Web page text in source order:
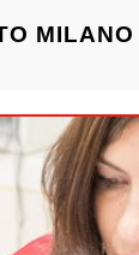
MILANO